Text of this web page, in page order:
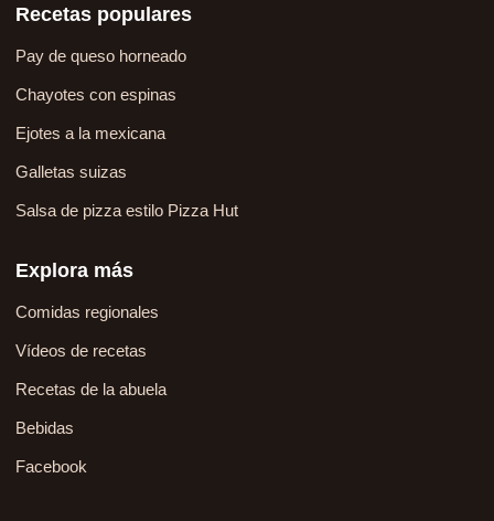
Recetas populares
Pay de queso horneado
Chayotes con espinas
Ejotes a la mexicana
Galletas suizas
Salsa de pizza estilo Pizza Hut
Explora más
Comidas regionales
Vídeos de recetas
Recetas de la abuela
Bebidas
Facebook